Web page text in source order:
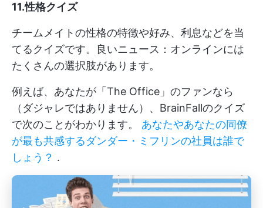
11.性格クイズ
チームメイトの性格の特徴や好み、利息などを当
てるクイズです。良いニュース：オンラインには
たくさんの選択肢があります。
例えば、あなたが「The Office」のファンなら
（ダジャレではありません）、BrainFallのクイズ
で次のことがわかります。 あなたやあなたの同僚
が最も共感するダンダー・ミフリンの社員は誰で
しょう？ .